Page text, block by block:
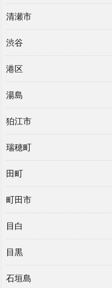
清瀬市
渋谷
港区
湯島
狛江市
瑞穂町
田町
町田市
目白
目黒
石垣島